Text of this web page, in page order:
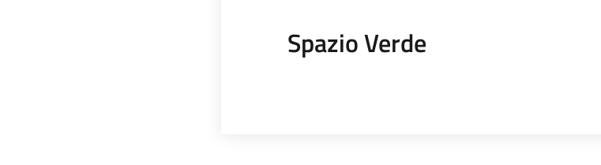
Spazio Verde